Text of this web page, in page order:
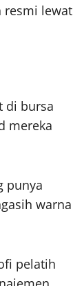
resmi lewat
di bursa
mereka
punya
warna
pelatih